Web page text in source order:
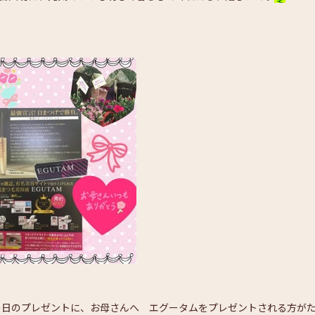
のプレゼントに、お母さんへ エグータムをプレゼントされる方が